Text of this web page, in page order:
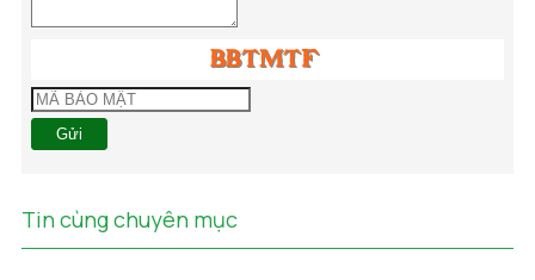
Gửi
Tin cùng chuyên mục